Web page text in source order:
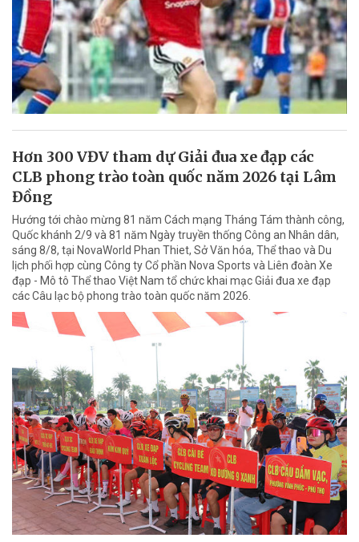
Hơn 300 VĐV tham dự Giải đua xe đạp các
CLB phong trào toàn quốc năm 2026 tại Lâm
Đồng
Hướng tới chào mừng 81 năm Cách mạng Tháng Tám thành công,
Quốc khánh 2/9 và 81 năm Ngày truyền thống Công an Nhân dân,
sáng 8/8, tại NovaWorld Phan Thiet, Sở Văn hóa, Thể thao và Du
lịch phối hợp cùng Công ty Cổ phần Nova Sports và Liên đoàn Xe
đạp - Mô tô Thể thao Việt Nam tổ chức khai mạc Giải đua xe đạp
các Câu lạc bộ phong trào toàn quốc năm 2026.